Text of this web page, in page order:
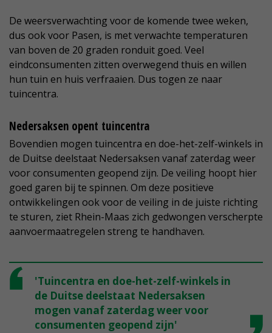
De weersverwachting voor de komende twee weken,
dus ook voor Pasen, is met verwachte temperaturen
van boven de 20 graden ronduit goed. Veel
eindconsumenten zitten overwegend thuis en willen
hun tuin en huis verfraaien. Dus togen ze naar
tuincentra.
Nedersaksen opent tuincentra
Bovendien mogen tuincentra en doe-het-zelf-winkels in
de Duitse deelstaat Nedersaksen vanaf zaterdag weer
voor consumenten geopend zijn. De veiling hoopt hier
goed garen bij te spinnen. Om deze positieve
ontwikkelingen ook voor de veiling in de juiste richting
te sturen, ziet Rhein-Maas zich gedwongen verscherpte
aanvoermaatregelen streng te handhaven.
'Tuincentra en doe-het-zelf-winkels in
de Duitse deelstaat Nedersaksen
mogen vanaf zaterdag weer voor
consumenten geopend zijn'